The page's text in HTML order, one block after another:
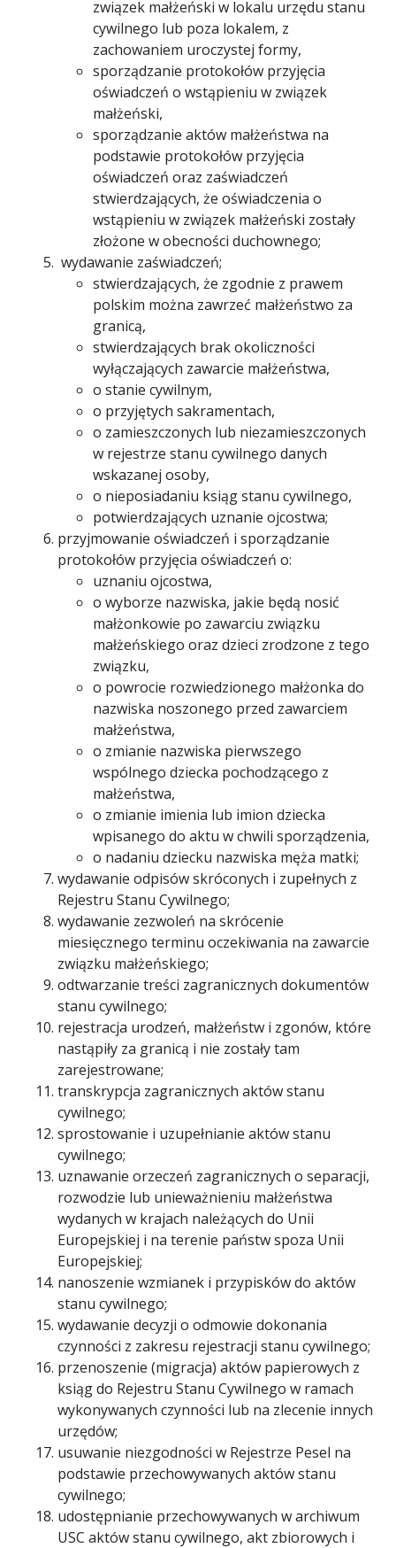
związek małżeński w lokalu urzędu stanu
cywilnego lub poza lokalem, z
zachowaniem uroczystej formy,
sporządzanie protokołów przyjęcia
oświadczeń o wstąpieniu w związek
małżeński,
sporządzanie aktów małżeństwa na
podstawie protokołów przyjęcia
oświadczeń oraz zaświadczeń
stwierdzających, że oświadczenia o
wstąpieniu w związek małżeński zostały
złożone w obecności duchownego;
wydawanie zaświadczeń;
stwierdzających, że zgodnie z prawem
polskim można zawrzeć małżeństwo za
granicą,
stwierdzających brak okoliczności
wyłączających zawarcie małżeństwa,
o stanie cywilnym,
o przyjętych sakramentach,
o zamieszczonych lub niezamieszczonych
w rejestrze stanu cywilnego danych
wskazanej osoby,
o nieposiadaniu ksiąg stanu cywilnego,
potwierdzających uznanie ojcostwa;
przyjmowanie oświadczeń i sporządzanie
protokołów przyjęcia oświadczeń o:
uznaniu ojcostwa,
o wyborze nazwiska, jakie będą nosić
małżonkowie po zawarciu związku
małżeńskiego oraz dzieci zrodzone z tego
związku,
o powrocie rozwiedzionego małżonka do
nazwiska noszonego przed zawarciem
małżeństwa,
o zmianie nazwiska pierwszego
wspólnego dziecka pochodzącego z
małżeństwa,
o zmianie imienia lub imion dziecka
wpisanego do aktu w chwili sporządzenia,
o nadaniu dziecku nazwiska męża matki;
wydawanie odpisów skróconych i zupełnych z
Rejestru Stanu Cywilnego;
wydawanie zezwoleń na skrócenie
miesięcznego terminu oczekiwania na zawarcie
związku małżeńskiego;
odtwarzanie treści zagranicznych dokumentów
stanu cywilnego;
rejestracja urodzeń, małżeństw i zgonów, które
nastąpiły za granicą i nie zostały tam
zarejestrowane;
transkrypcja zagranicznych aktów stanu
cywilnego;
sprostowanie i uzupełnianie aktów stanu
cywilnego;
uznawanie orzeczeń zagranicznych o separacji,
rozwodzie lub unieważnieniu małżeństwa
wydanych w krajach należących do Unii
Europejskiej i na terenie państw spoza Unii
Europejskiej;
nanoszenie wzmianek i przypisków do aktów
stanu cywilnego;
wydawanie decyzji o odmowie dokonania
czynności z zakresu rejestracji stanu cywilnego;
przenoszenie (migracja) aktów papierowych z
ksiąg do Rejestru Stanu Cywilnego w ramach
wykonywanych czynności lub na zlecenie innych
urzędów;
usuwanie niezgodności w Rejestrze Pesel na
podstawie przechowywanych aktów stanu
cywilnego;
udostępnianie przechowywanych w archiwum
USC aktów stanu cywilnego, akt zbiorowych i